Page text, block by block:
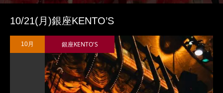
10/21(月)銀座KENTO’S
10月 銀座KENTO'S